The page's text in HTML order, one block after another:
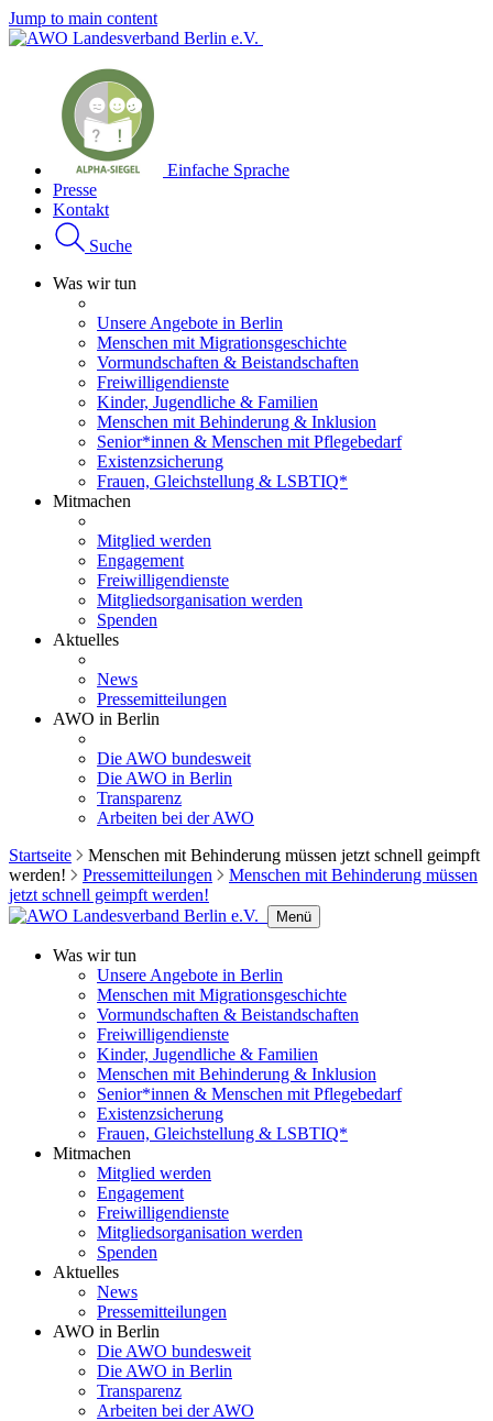
Jump to main content
Einfache Sprache
Presse
Kontakt
Suche
Was wir tun
Unsere Angebote in Berlin
Menschen mit Migrationsgeschichte
Vormundschaften & Beistandschaften
Freiwilligendienste
Kinder, Jugendliche & Familien
Menschen mit Behinderung & Inklusion
Senior*innen & Menschen mit Pflegebedarf
Existenzsicherung
Frauen, Gleichstellung & LSBTIQ*
Mitmachen
Mitglied werden
Engagement
Freiwilligendienste
Mitgliedsorganisation werden
Spenden
Aktuelles
News
Pressemitteilungen
AWO in Berlin
Die AWO bundesweit
Die AWO in Berlin
Transparenz
Arbeiten bei der AWO
Startseite
Menschen mit Behinderung müssen jetzt schnell geimpft
werden!
Pressemitteilungen
Menschen mit Behinderung müssen
jetzt schnell geimpft werden!
Menü
Was wir tun
Unsere Angebote in Berlin
Menschen mit Migrationsgeschichte
Vormundschaften & Beistandschaften
Freiwilligendienste
Kinder, Jugendliche & Familien
Menschen mit Behinderung & Inklusion
Senior*innen & Menschen mit Pflegebedarf
Existenzsicherung
Frauen, Gleichstellung & LSBTIQ*
Mitmachen
Mitglied werden
Engagement
Freiwilligendienste
Mitgliedsorganisation werden
Spenden
Aktuelles
News
Pressemitteilungen
AWO in Berlin
Die AWO bundesweit
Die AWO in Berlin
Transparenz
Arbeiten bei der AWO